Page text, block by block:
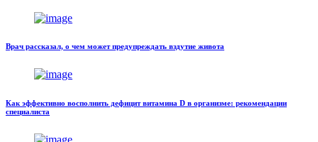
Врач рассказал, о чем может предупреждать вздутие живота
Как эффективно восполнить дефицит витамина D в организме: рекомендации
специалиста